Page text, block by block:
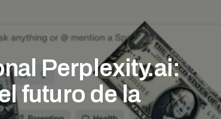
Perplexity.ai:
futuro de la